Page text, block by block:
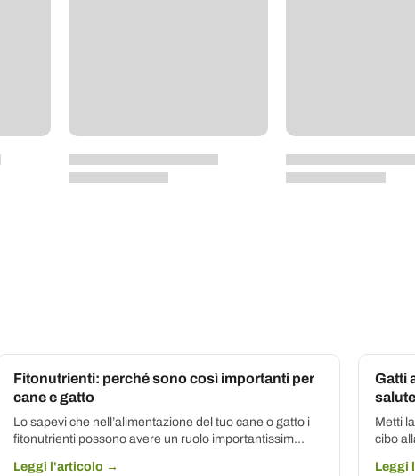
Fitonutrienti: perché sono così importanti per
cane e gatto
Lo sapevi che nell’alimentazione del tuo cane o gatto i
fitonutrienti possono avere un ruolo importantissim...
Leggi l'articolo →
Gatti
salute
Metti
cibo
Leggi